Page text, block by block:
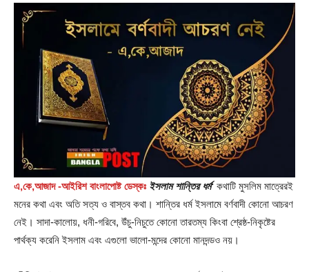
এ,কে,আজাদ -আইরিশ বাংলাপোষ্ট ডেস্কঃ ইসলাম শান্তির ধর্ম‘ কথাটি মুসলিম মাত্রেরই
মনের কথা এবং অতি সত্য ও বাস্তব কথা। শান্তির ধর্ম ইসলামে বর্ণবাদী কোনো আচরণ
নেই। সাদা-কালোয়, ধনী-গরিবে, উঁচু-নিচুতে কোনো তারতম্য কিংবা শ্রেষ্ঠ-নিকৃষ্টের
পার্থক্য করেনি ইসলাম এবং এগুলো ভালো-মন্দের কোনো মানদন্ডও নয়।